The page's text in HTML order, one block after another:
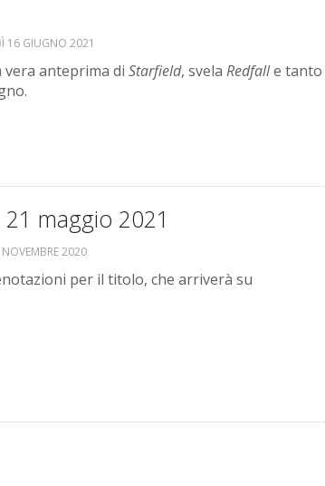
16 GIUGNO 2021
anteprima di Starfield, svela Redfalle tanto
maggio 2021
2020
per il titolo, che arriverà su